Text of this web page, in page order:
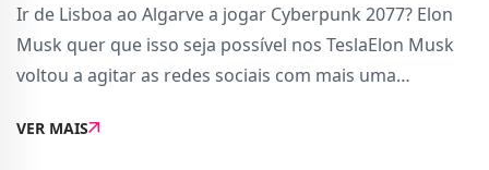
Ir de Lisboa ao Algarve a jogar Cyberpunk 2077? Elon
Musk quer que isso seja possível nos TeslaElon Musk
voltou a agitar as redes sociais com mais uma
2077 durante viagens em modo de condução aut
VER MAIS